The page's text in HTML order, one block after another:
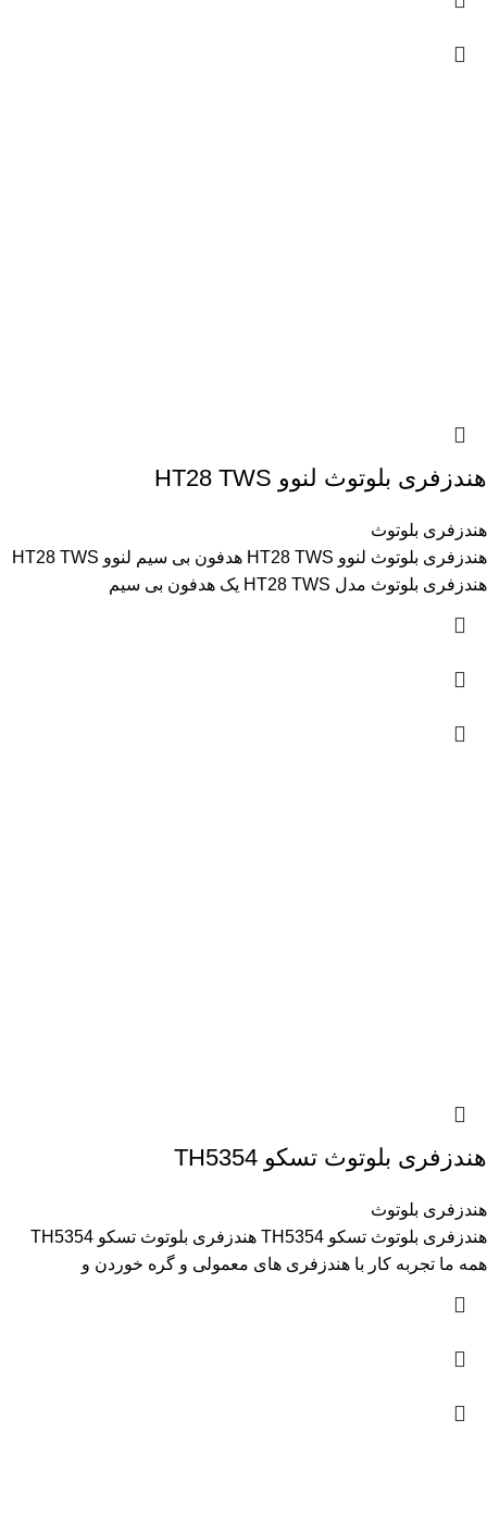
هندزفری بلوتوث لنوو HT28 TWS
هندزفری بلوتوث
هندزفری بلوتوث لنوو HT28 TWS هدفون بی سیم لنوو HT28 TWS
هندزفری بلوتوث مدل HT28 TWS یک هدفون بی سیم
هندزفری بلوتوث تسکو TH5354
هندزفری بلوتوث
هندزفری بلوتوث تسکو TH5354 هندزفری بلوتوث تسکو TH5354
همه ما تجربه کار با هندزفری های معمولی و گره خوردن و